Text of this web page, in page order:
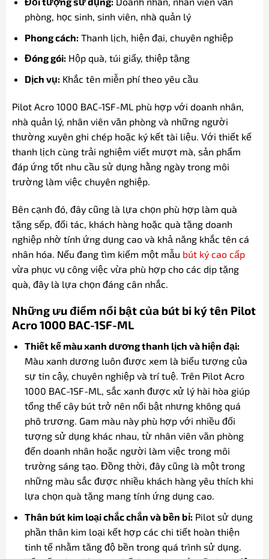
phòng, học sinh, sinh viên, nhà quản lý
Phong cách: Thanh lịch, hiện đại, chuyên nghiệp
Đóng gói: Hộp quà, túi giấy, thiệp tặng
Dịch vụ: Khắc tên miễn phí theo yêu cầu
Pilot Acro 1000 BAC-1SF-ML phù hợp với doanh nhân,
nhà quản lý, nhân viên văn phòng và những người
thường xuyên ghi chép hoặc ký kết tài liệu. Với thiết kế
thanh lịch cùng trải nghiệm viết mượt mà, sản phẩm
đáp ứng tốt nhu cầu sử dụng hằng ngày trong môi
trường làm việc chuyên nghiệp.
Bên cạnh đó, đây cũng là lựa chọn phù hợp làm quà
tặng sếp, đối tác, khách hàng hoặc quà tặng doanh
nghiệp nhờ tính ứng dụng cao và khả năng khắc tên cá
nhân hóa. Nếu đang tìm kiếm một mẫu bút ký cao cấp
vừa phục vụ công việc vừa phù hợp cho các dịp tặng
quà, đây là lựa chọn đáng cân nhắc.
Những ưu điểm nổi bật của bút bi ký tên Pilot
Acro 1000 BAC-1SF-ML
Thiết kế màu xanh dương thanh lịch và hiện đại:
Màu xanh dương luôn được xem là biểu tượng của
sự tin cậy, chuyên nghiệp và trí tuệ. Trên Pilot Acro
1000 BAC-1SF-ML, sắc xanh được xử lý hài hòa giúp
tổng thể cây bút trở nên nổi bật nhưng không quá
phô trương. Gam màu này phù hợp với nhiều đối
tượng sử dụng khác nhau, từ nhân viên văn phòng
đến doanh nhân hoặc người làm việc trong môi
trường sáng tạo. Đồng thời, đây cũng là một trong
những màu sắc được nhiều khách hàng yêu thích khi
lựa chọn quà tặng mang tính ứng dụng cao.
Thân bút kim loại chắc chắn và bền bỉ: Pilot sử dụng
phần thân kim loại kết hợp các chi tiết hoàn thiện
tinh tế nhằm tăng độ bền trong quá trình sử dụng.